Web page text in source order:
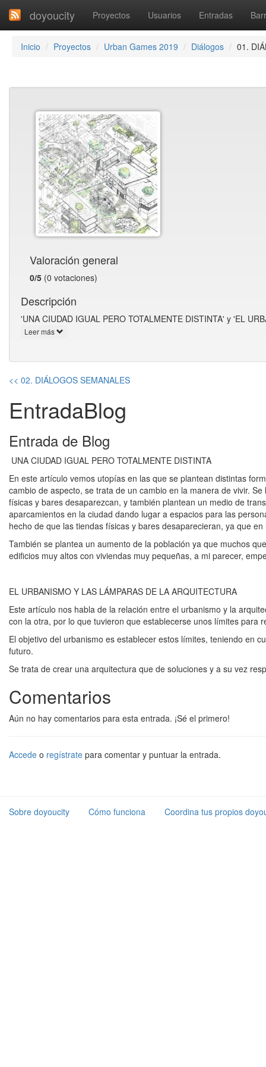
doyoucity Proyectos Usuarios Entradas
Inicio Proyectos Urban Games 2019 Diálogos 01.
Valoración general
0/5 (0 votaciones)
Descripción
'UNA CIUDAD IGUAL PERO TOTALMENTE DISTINTA' y 'EL
Leer más
<< 02. DIÁLOGOS SEMANALES
EntradaBlog
Entrada de Blog
UNA CIUDAD IGUAL PERO TOTALMENTE DISTINTA
En este artículo vemos utopías en las que se plantean distintas
cambio de aspecto, se trata de un cambio en la manera de vivir.
físicas y bares desaparezcan, y también plantean un medio de
aparcamientos en la ciudad dando lugar a espacios para las
hecho de que las tiendas físicas y bares desaparecieran, ya que
También se plantea un aumento de la población ya que muchos
edificios muy altos con viviendas muy pequeñas, a mi parecer,
EL URBANISMO Y LAS LÁMPARAS DE LA ARQUITECTURA
Este artículo nos habla de la relación entre el urbanismo y la
con la otra, por lo que tuvieron que establecerse unos límites para
El objetivo del urbanismo es establecer estos límites, teniendo en
futuro.
Se trata de crear una arquitectura que de soluciones y a su vez
Comentarios
Aún no hay comentarios para esta entrada. ¡Sé el primero!
Accede o regístrate para comentar y puntuar la entrada.
Sobre doyoucity Cómo funciona Coordina tus propios